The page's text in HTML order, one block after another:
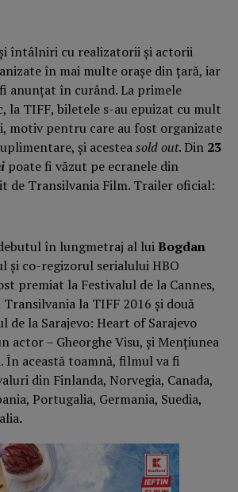
întâlniri cu realizatorii și actorii
în mai multe orașe din țară, iar
anunțat în curând. La primele
la TIFF, biletele s-au epuizat cu mult
motiv pentru care au fost organizate
și acesteasold out. Din 23
poate fi văzut pe ecranele din
de Transilvania Film. Trailer oficial:
în lungmetraj al luiBogdan
și co-regizorul serialului HBO
premiat la Festivalul de la Cannes,
la TIFF 2016 și două
de la Sarajevo: Heart of Sarajevo
actor – Gheorghe Visu, și Mențiunea
În această toamnă, filmul va fi
din Finlanda, Norvegia, Canada,
Portugalia, Germania, Suedia,
.